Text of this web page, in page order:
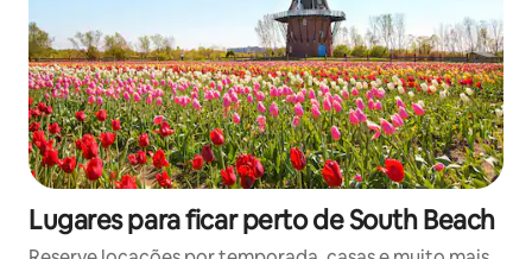
Lugares para ficar perto de South Beach